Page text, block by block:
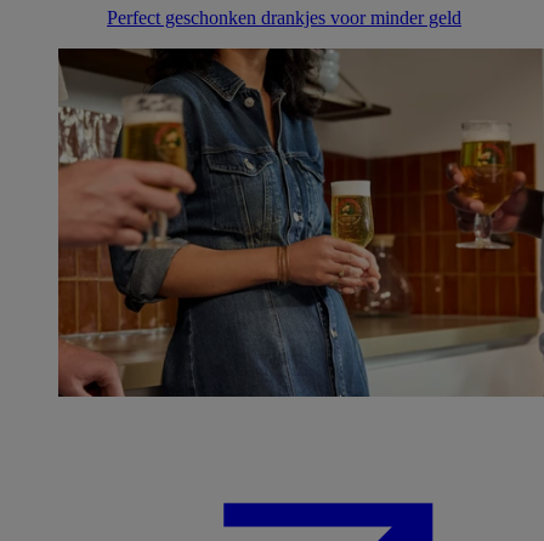
Perfect geschonken drankjes voor minder geld